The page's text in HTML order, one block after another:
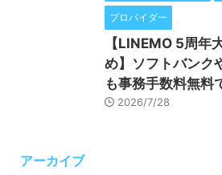
プロバイダー
【LINEMO 5周年
め】ソフトバンク
も事務手数料無料
2026/7/28
アーカイブ